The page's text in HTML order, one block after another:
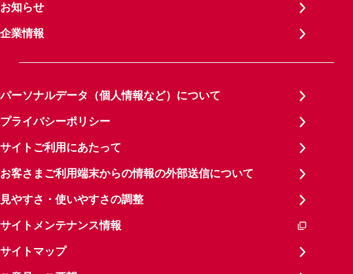
お知らせ
企業情報
パーソナルデータ（個人情報など）について
プライバシーポリシー
サイトご利用にあたって
お客さまご利用端末からの情報の外部送信について
見やすさ・使いやすさの調整
サイトメンテナンス情報
サイトマップ